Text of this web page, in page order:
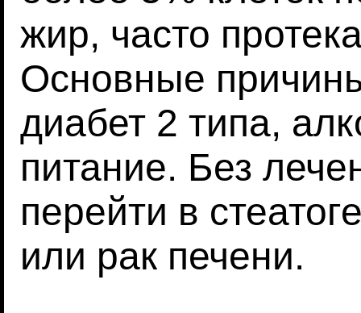
жир, часто
Основные
диабет 2 типа,
питание. Без
перейти в
или рак печени.